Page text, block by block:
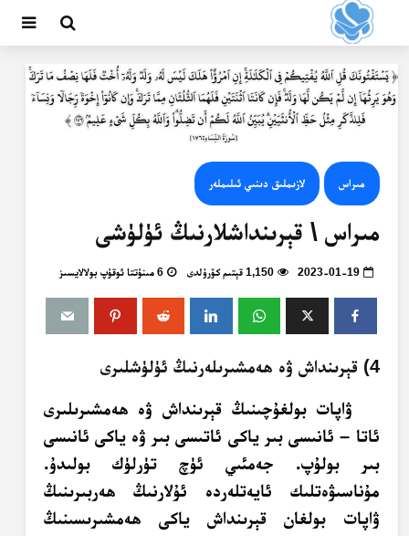
مىراس لازىملىق دىنىي ئىلىملەر
مىراس \ قېرىنداشلارنىڭ ئۈلۈشى
2023-01-19 1,150 قېتىم كۆرۈلدى 6 مىنۇتتا ئوقۇپ بولالايسىز
4) قېرىنداش ۋە ھەمشىرىلەرنىڭ ئۈلۈشلىرى
ۋاپات بولغۇچىنىڭ قېرىنداش ۋە ھەمشىرىلىرى
ئاتا – ئانىسى بىر ياكى ئاتىسى بىر ۋە ياكى ئانىسى
بىر بولۇپ. جەمئىي ئۈچ تۈرلۈك بولىدۇ.
مۇناسىۋەتلىك ئايەتلەردە ئۇلارنىڭ ھەربىرىنىڭ
ۋاپات بولغان قېرىنداش ياكى ھەمشىرىسىنىڭ